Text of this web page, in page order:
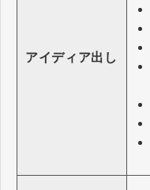
アイディア出し